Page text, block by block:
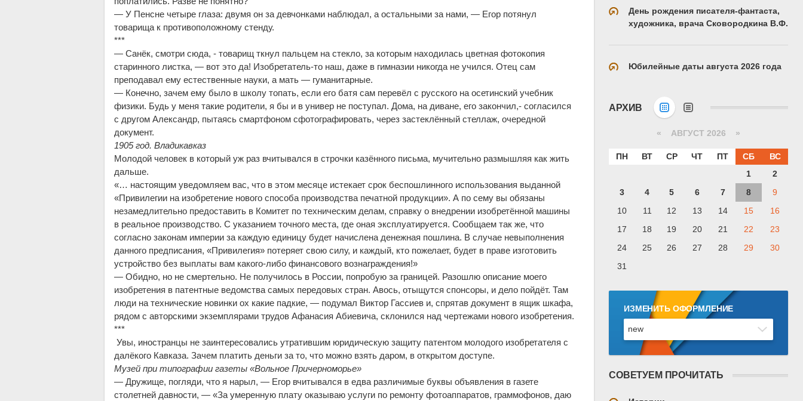
— У Пенсне четыре глаза: двумя он за девчонками наблюдал, а остальными за нами, — Егор потянул
товарища к противоположному стенду.
***
— Санёк, смотри сюда, - товарищ ткнул пальцем на стекло, за которым находилась цветная фотокопия
старинного листка, — вот это да! Изобретатель-то наш, даже в гимназии никогда не учился. Отец сам
преподавал ему естественные науки, а мать — гуманитарные.
— Конечно, зачем ему было в школу топать, если его батя сам перевёл с русского на осетинский учебник
физики. Будь у меня такие родители, я бы и в универ не поступал. Дома, на диване, его закончил,- согласился
с другом Александр, пытаясь смартфоном сфотографировать, через застеклённый стеллаж, очередной
документ.
1905 год. Владикавказ
Молодой человек в который уж раз вчитывался в строчки казённого письма, мучительно размышляя как жить
дальше.
«… настоящим уведомляем вас, что в этом месяце истекает срок беспошлинного использования выданной
«Привилегии на изобретение нового способа производства печатной продукции». А по сему вы обязаны
незамедлительно предоставить в Комитет по техническим делам, справку о внедрении изобретённой машины
в реальное производство. С указанием точного места, где оная эксплуатируется. Сообщаем так же, что
согласно законам империи за каждую единицу будет начислена денежная пошлина. В случае невыполнения
данного предписания, «Привилегия» потеряет свою силу, и каждый, кто пожелает, будет в праве изготовить
устройство без выплаты вам какого-либо финансового вознаграждения!»
— Обидно, но не смертельно. Не получилось в России, попробую за границей. Разошлю описание моего
изобретения в патентные ведомства самых передовых стран. Авось, отыщутся спонсоры, и дело пойдёт. Там
люди на технические новинки ох какие падкие, — подумал Виктор Гассиев и, спрятав документ в ящик шкафа,
рядом с авторскими экземплярами трудов Афанасия Абиевича, склонился над чертежами нового изобретения.
***
Увы, иностранцы не заинтересовались утратившим юридическую защиту патентом молодого изобретателя с
далёкого Кавказа. Зачем платить деньги за то, что можно взять даром, в открытом доступе.
Музей при типографии газеты «Вольное Причерноморье»
— Дружище, погляди, что я нарыл, — Егор вчитывался в едва различимые буквы объявления в газете
столетней давности, — «За умеренную плату оказываю услуги по ремонту фотоаппаратов, граммофонов, даю
День рождения писателя-фантаста,
художника, врача Сковородкина В.Ф.
Юбилейные даты августа 2026 года
АРХИВ
« АВГУСТ 2026 »
ПН ВТ СР ЧТ ПТ СБ
ВС
1
2
3
4 5 6 7 8
9
10
11 12 13 14 15
16
17
18 19 20 21 22
23
24
25 26 27 28 29
30
31
ИЗМЕНИТЬ ОФОРМЛЕНИЕ
СОВЕТУЕМ ПРОЧИТАТЬ